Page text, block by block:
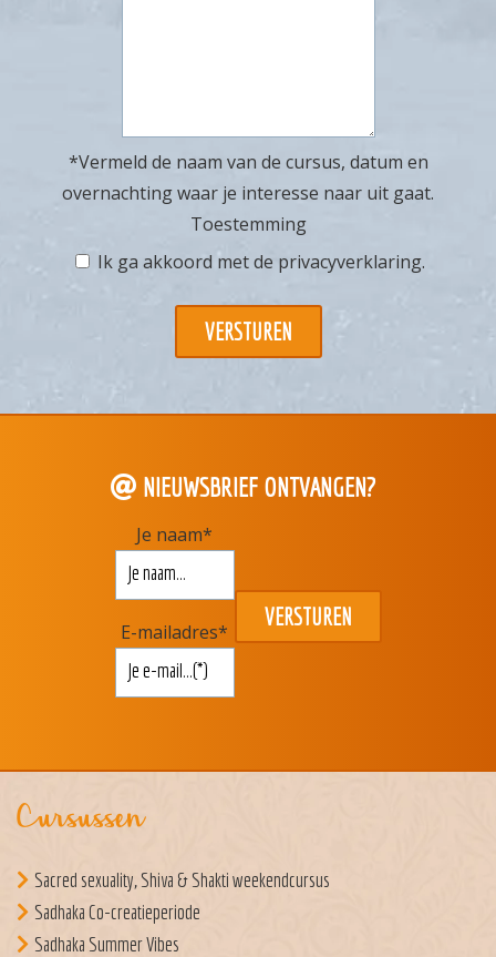
*Vermeld de naam van de cursus, datum en
overnachting waar je interesse naar uit gaat.
Toestemming
Ik ga akkoord met de privacyverklaring.
NIEUWSBRIEF ONTVANGEN?
Je naam*
E-mailadres*
Cursussen
Sacred sexuality, Shiva & Shakti weekendcursus
Sadhaka Co-creatieperiode
Sadhaka Summer Vibes